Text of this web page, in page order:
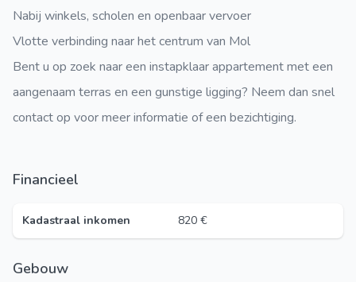
Nabij winkels, scholen en openbaar vervoer
Vlotte verbinding naar het centrum van Mol
Bent u op zoek naar een instapklaar appartement met een
aangenaam terras en een gunstige ligging? Neem dan snel
contact op voor meer informatie of een bezichtiging.
Financieel
Kadastraal inkomen 820 €
Gebouw